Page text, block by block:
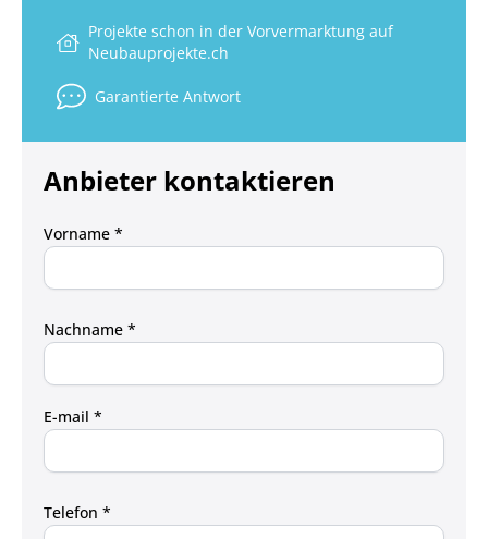
Projekte schon in der Vorvermarktung auf
Neubauprojekte.ch
Garantierte Antwort
Anbieter kontaktieren
Vorname *
Nachname *
E-mail *
Telefon *